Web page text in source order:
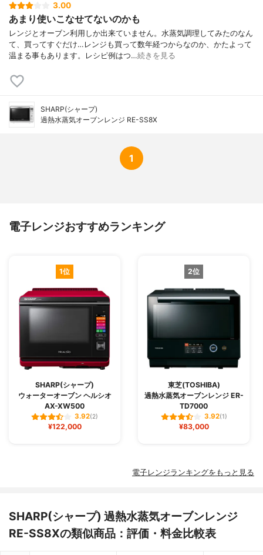
3.00
あまり使いこなせてないのかも
レンジとオーブン利用しか出来ていません。水蒸気調理してみたのなん
て、買ってすぐだけ…レンジも買って数年経つからなのか、かたよって
温まる事もあります。レシピ例はつ…続きを見る
SHARP(シャープ)
過熱水蒸気オーブンレンジ RE-SS8X
1
電子レンジおすすめランキング
1位
SHARP(シャープ)
ウォーターオーブン ヘルシオ
AX-XW500
3.92(2)
¥122,000
2位
東芝(TOSHIBA)
過熱水蒸気オーブンレンジ ER-
TD7000
3.92(1)
¥83,000
電子レンジランキングをもっと見る
SHARP(シャープ) 過熱水蒸気オーブンレンジ
RE-SS8Xの類似商品：評価・料金比較表